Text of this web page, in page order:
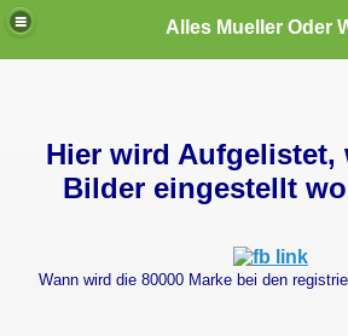
Alles Mueller Oder
Hier wird Aufgelistet,
Bilder eingestellt
Wann wird die 80000 Marke bei den